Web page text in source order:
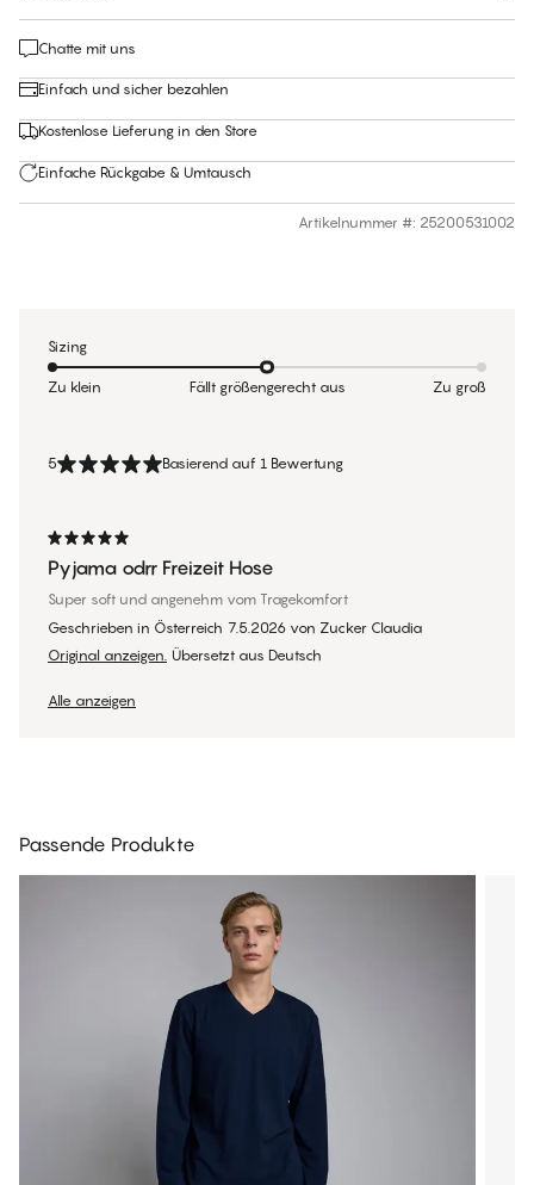
Chatte mit uns
Einfach und sicher bezahlen
Kostenlose Lieferung in den Store
Einfache Rückgabe & Umtausch
Artikelnummer #: 25200531002
5 Basierend auf 1 Bewertung
Pyjama odrr Freizeit Hose
Super soft und angenehm vom Tragekomfort
Geschrieben in Österreich 7.5.2026 von Zucker Claudia
Original anzeigen. Übersetzt aus Deutsch
Alle anzeigen
Sizing
Zu klein Fällt größengerecht aus Zu groß
Passende Produkte